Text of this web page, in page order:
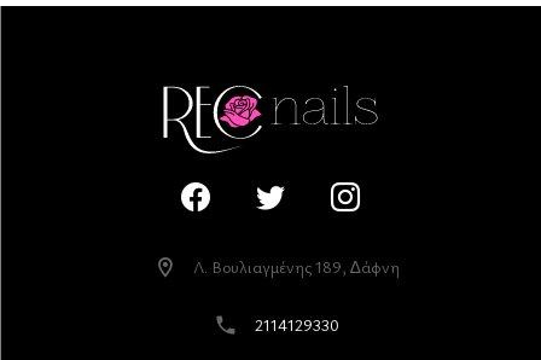
Λ. Βουλιαγµένης 189, ∆άφνη
2114129330